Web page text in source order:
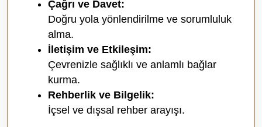
Çağrı ve Davet:
Doğru yola yönlendirilme ve sorumluluk
alma.
İletişim ve Etkileşim:
Çevrenizle sağlıklı ve anlamlı bağlar
kurma.
Rehberlik ve Bilgelik:
İçsel ve dışsal rehber arayışı.